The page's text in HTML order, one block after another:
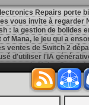
Repairs porte
vous invite à regarder
: la gestion de bolides
Mana, le jeu qui a
ventes de Switch 2
autour de Halo :
l’affichage
Éclatants »